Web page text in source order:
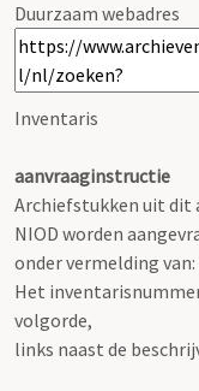
Duurzaam webadres
Inventaris
aanvraaginstructie
Archiefstukken uit dit
NIOD worden
onder vermelding van:
Het
volgorde,
links naast de